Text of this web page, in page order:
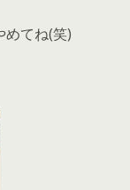
めてね(笑)